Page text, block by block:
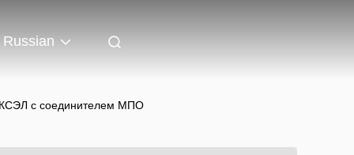
Russian
с соединителем МПО